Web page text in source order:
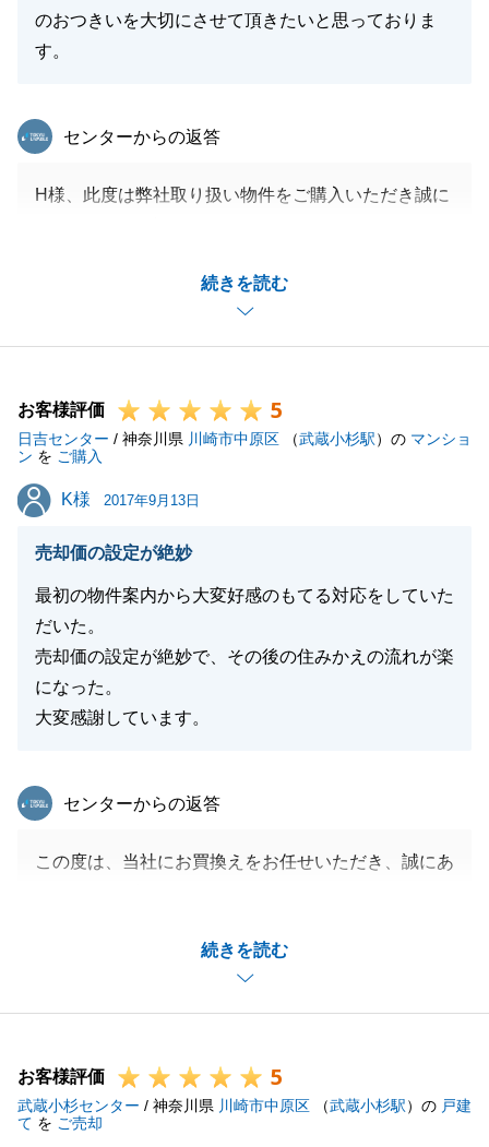
のおつきいを大切にさせて頂きたいと思っておりま
す。
続きを読む
東急リバブル
センターからの返答
H様、此度は弊社取り扱い物件をご購入いただき誠に
なかなか販売にはでにくい方位ですので、その後マン
ションをご検討されている方にもご希望をいただいて
いる状況です。
るご協力を賜り心より御礼申し上げます。
引き続き変わらぬご愛顧の程何卒よろしくお願いいた
します。
お客様評価 5
日吉センター / 神奈川県 川崎市中原区 （武蔵小杉駅）の マンショ
ン を ご購入
K様
K様 2017年9月13日
売却価の設定が絶妙
最初の物件案内から大変好感のもてる対応をしていた
だいた。
売却価の設定が絶妙で、その後の住みかえの流れが楽
になった。
大変感謝しています。
続きを読む
東急リバブル
センターからの返答
この度は、当社にお買換えをお任せいただき、誠にあ
より良い新生活に少しでもお役に立てていたらこの上
なく嬉しく思います。偶然とはいえ、売主様と同じ苗
字だったのは、何かのご縁だったかのように思いま
今後もご相談等ございましたら、お気軽にご連絡くだ
さい。
ありがとうございました！
お客様評価 5
武蔵小杉センター / 神奈川県 川崎市中原区 （武蔵小杉駅）の 戸建
て を ご売却